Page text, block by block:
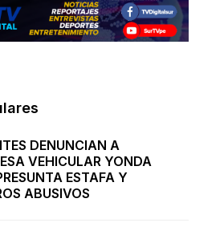
DENUNCIAN A
VEHICULAR YONDA
ESTAFA Y
ABUSIVOS